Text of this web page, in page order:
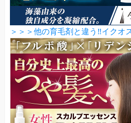
＞＞＞他の育毛剤と違う‼イクオ